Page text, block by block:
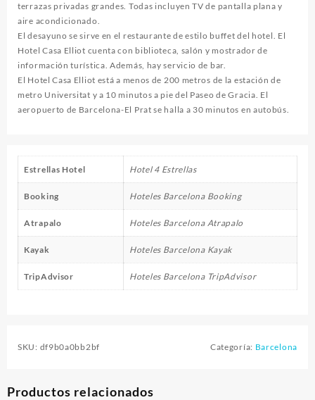
terrazas privadas grandes. Todas incluyen TV de pantalla plana y
aire acondicionado.
El desayuno se sirve en el restaurante de estilo buffet del hotel. El
Hotel Casa Elliot cuenta con biblioteca, salón y mostrador de
información turística. Además, hay servicio de bar.
El Hotel Casa Elliot está a menos de 200 metros de la estación de
metro Universitat y a 10 minutos a pie del Paseo de Gracia. El
aeropuerto de Barcelona-El Prat se halla a 30 minutos en autobús.
Estrellas Hotel Hotel 4 Estrellas
Booking Hoteles Barcelona Booking
Atrapalo Hoteles Barcelona Atrapalo
Kayak Hoteles Barcelona Kayak
TripAdvisor Hoteles Barcelona TripAdvisor
SKU: df9b0a0bb2bf Categoría: Barcelona
Productos relacionados